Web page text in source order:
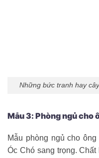
Những bức tranh hay
Mẫu 3: Phòng ngủ cho
Mẫu phòng ngủ cho
Óc Chó sang trọng.